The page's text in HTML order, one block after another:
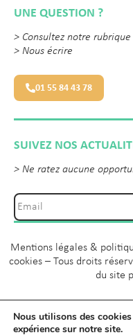
UNE QUESTION ?
> Consultez notre rubrique
> Nous écrire
01 55 84 43 78
SUIVEZ NOS
> Ne ratez aucune
Mentions légales &
cookies – Tous droits
du site
Nous utilisons des
expérience sur notre site.